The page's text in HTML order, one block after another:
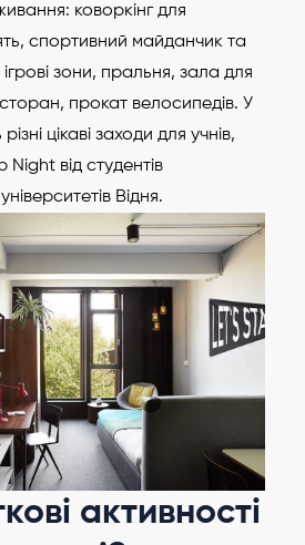
коворкінг для
спортивний майданчик та
зони, пральня, зала для
прокат велосипедів. У
цікаві заходи для учнів,
від студентів
Відня.
активності